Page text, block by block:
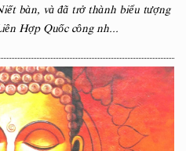
bàn, và đã trở thành biểu tượng
Hợp Quốc công nh...